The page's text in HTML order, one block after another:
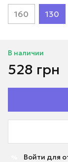
160 130
В наличии
528 грн
Войти для